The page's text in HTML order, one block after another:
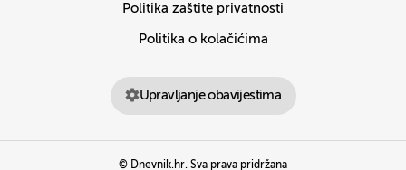
Politika zaštite privatnosti
Politika o kolačićima
Upravljanje obavijestima
© Dnevnik.hr. Sva prava pridržana